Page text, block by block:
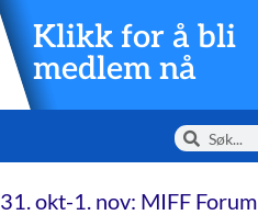
Klikk for å bli
medlem nå
31. okt-1. nov: MIFF Forum